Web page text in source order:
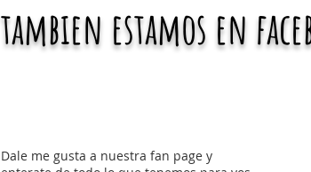
tambien estamos en
Dale me gusta a nuestra fan page y